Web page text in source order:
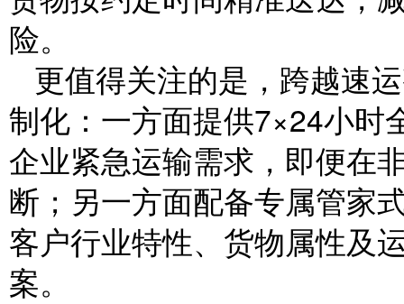
险。
更值得关注的是，跨越速
制化：一方面提供7×24小时
企业紧急运输需求，即便在
断；另一方面配备专属管家
客户行业特性、货物属性及
案。